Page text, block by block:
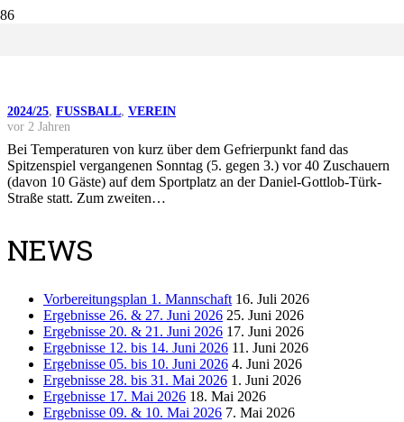
2024/25, FUSSBALL, VEREIN
vor 2 Jahren
Bei Temperaturen von kurz über dem Gefrierpunkt fand das
Spitzenspiel vergangenen Sonntag (5. gegen 3.) vor 40 Zuschauern
(davon 10 Gäste) auf dem Sportplatz an der Daniel-Gottlob-Türk-
Straße statt. Zum zweiten…
NEWS
Vorbereitungsplan 1. Mannschaft 16. Juli 2026
Ergebnisse 26. & 27. Juni 2026 25. Juni 2026
Ergebnisse 20. & 21. Juni 2026 17. Juni 2026
Ergebnisse 12. bis 14. Juni 2026 11. Juni 2026
Ergebnisse 05. bis 10. Juni 2026 4. Juni 2026
Ergebnisse 28. bis 31. Mai 2026 1. Juni 2026
Ergebnisse 17. Mai 2026 18. Mai 2026
Ergebnisse 09. & 10. Mai 2026 7. Mai 2026